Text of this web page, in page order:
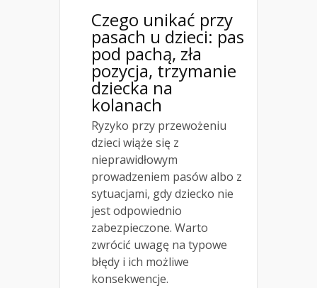
Czego unikać przy
pasach u dzieci: pas
pod pachą, zła
pozycja, trzymanie
dziecka na
kolanach
Ryzyko przy przewożeniu
dzieci wiąże się z
nieprawidłowym
prowadzeniem pasów albo z
sytuacjami, gdy dziecko nie
jest odpowiednio
zabezpieczone. Warto
zwrócić uwagę na typowe
błędy i ich możliwe
konsekwencje.